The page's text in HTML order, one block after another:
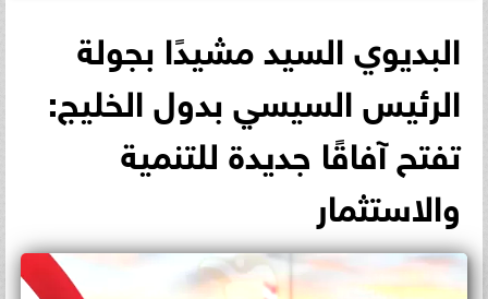
البديوي السيد مشيدًا بجولة
الرئيس السيسي بدول الخليج:
تفتح آفاقًا جديدة للتنمية
والاستثمار